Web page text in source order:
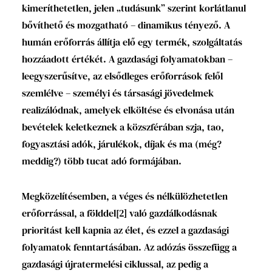
kimeríthetetlen, jelen „tudásunk” szerint korlátlanul
bővíthető és mozgatható – dinamikus tényező. A
humán erőforrás állítja elő egy termék, szolgáltatás
hozzáadott értékét. A gazdasági folyamatokban –
leegyszerűsítve, az elsődleges erőforrások felől
szemlélve – személyi és társasági jövedelmek
realizálódnak, amelyek elköltése és elvonása után
bevételek keletkeznek a közszférában szja, tao,
fogyasztási adók, járulékok, díjak és ma (még?
meddig?) több tucat adó formájában.
Megközelítésemben, a véges és nélkülözhetetlen
erőforrással, a földdel[2] való gazdálkodásnak
prioritást kell kapnia az élet, és ezzel a gazdasági
folyamatok fenntartásában. Az adózás összefügg a
gazdasági újratermelési ciklussal, az pedig a